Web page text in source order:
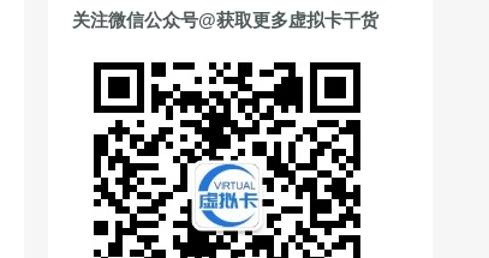
关注微信公众号@获取更多虚拟卡干货